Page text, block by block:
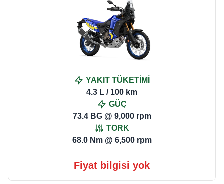
YAKIT TÜKETİMİ
4.3 L / 100 km
GÜÇ
73.4 BG @ 9,000 rpm
TORK
68.0 Nm @ 6,500 rpm
Fiyat bilgisi yok